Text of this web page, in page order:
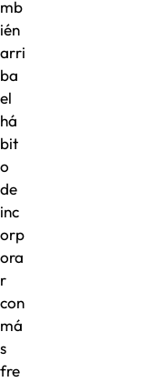
mb
ién
arri
ba
el
há
bit
o
de
inc
orp
ora
r
con
má
s
fre